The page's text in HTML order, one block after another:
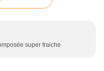
super fraiche